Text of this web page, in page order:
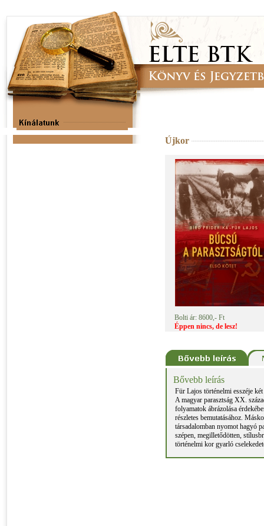
Újkor
Bolti ár: 8600,- Ft
Éppen nincs, de lesz!
Bővebb leírás
Für Lajos történelmi esszéje
A magyar parasztság XX.
folyamatok ábrázolása
részletes bemutatásához.
társadalomban nyomot hagyó
szépen, megilletődötten,
történelmi kor gyarló